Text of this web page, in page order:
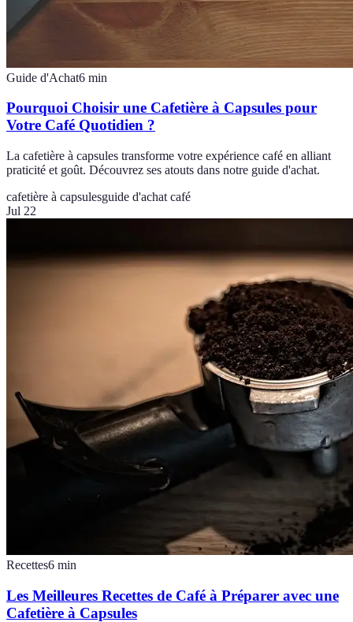
Guide d'Achat6 min
Pourquoi Choisir une Cafetière à Capsules pour
Votre Café Quotidien ?
La cafetière à capsules transforme votre expérience café en alliant
praticité et goût. Découvrez ses atouts dans notre guide d'achat.
cafetière à capsulesguide d'achat café
Jul 22
Recettes6 min
Les Meilleures Recettes de Café à Préparer avec une
Cafetière à Capsules